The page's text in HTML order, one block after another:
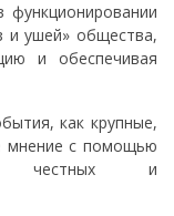
и ушей» общества,
и обеспечивая
как крупные,
мнение с помощью
честных и